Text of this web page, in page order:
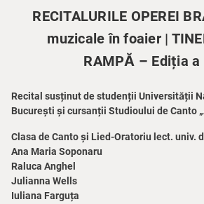
RECITALURILE OPEREI
muzicale în foaier |
RAMPĂ – Ediția
Recital susținut de studenții Universității
București și cursanții Studioului de Canto
Clasa de Canto și Lied-Oratoriu lect. univ.
Ana Maria Soponaru
Raluca Anghel
Julianna Wells
Iuliana Farguța